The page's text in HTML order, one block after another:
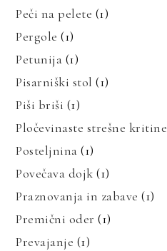
Peči na pelete (1)
Pergole (1)
Petunija (1)
Pisarniški stol (1)
Piši briši (1)
Pločevinaste strešne kritine
Posteljnina (1)
Povečava dojk (1)
Praznovanja in zabave (1)
Premični oder (1)
Prevajanje (1)